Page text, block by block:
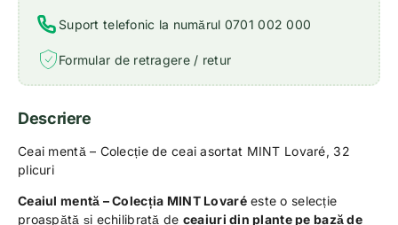
Suport telefonic la numărul 0701 002 000
Formular de retragere / retur
Descriere
Ceai mentă – Colecție de ceai asortat MINT Lovaré, 32
plicuri
Ceaiul mentă – Colecția MINT Lovaréeste o selecție
proaspătă și echilibrată de ceaiuri din plante pe bază de